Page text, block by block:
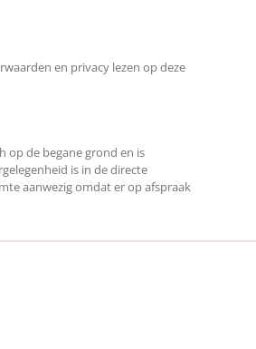
en privacy lezen op deze
op de begane grond en is
is in de directe
aanwezig omdat er op afspraak